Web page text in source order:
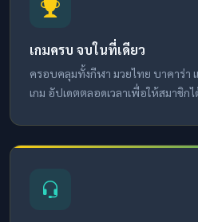
เกมครบ จบในที่เดียว
ครอบคลุมทั้งกีฬา มวยไทย บาคาร่า
เกม อัปเดตตลอดเวลาเพื่อให้สมาชิ